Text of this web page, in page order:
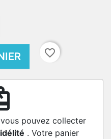
favorite_border
pouvez collecter
. Votre panier